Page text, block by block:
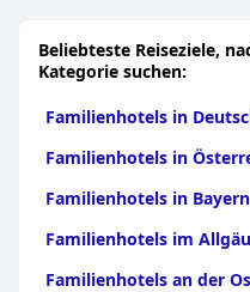
Beliebteste Reiseziele,
Kategorie suchen:
Familienhotels in
Familienhotels in
Familienhotels in Bayern
Familienhotels im Allgäu
Familienhotels an der